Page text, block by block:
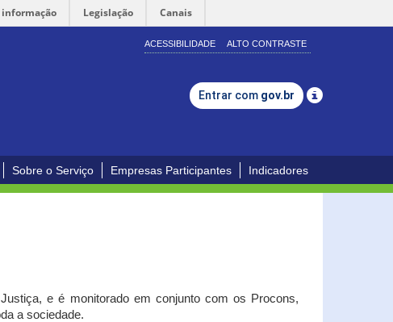
informação Legislação Canais
ACESSIBILIDADE ALTO CONTRASTE
Entrar com gov.br
Sobre o Serviço Empresas Participantes Indicadores
e é monitorado em conjunto com os Procons,
a sociedade.